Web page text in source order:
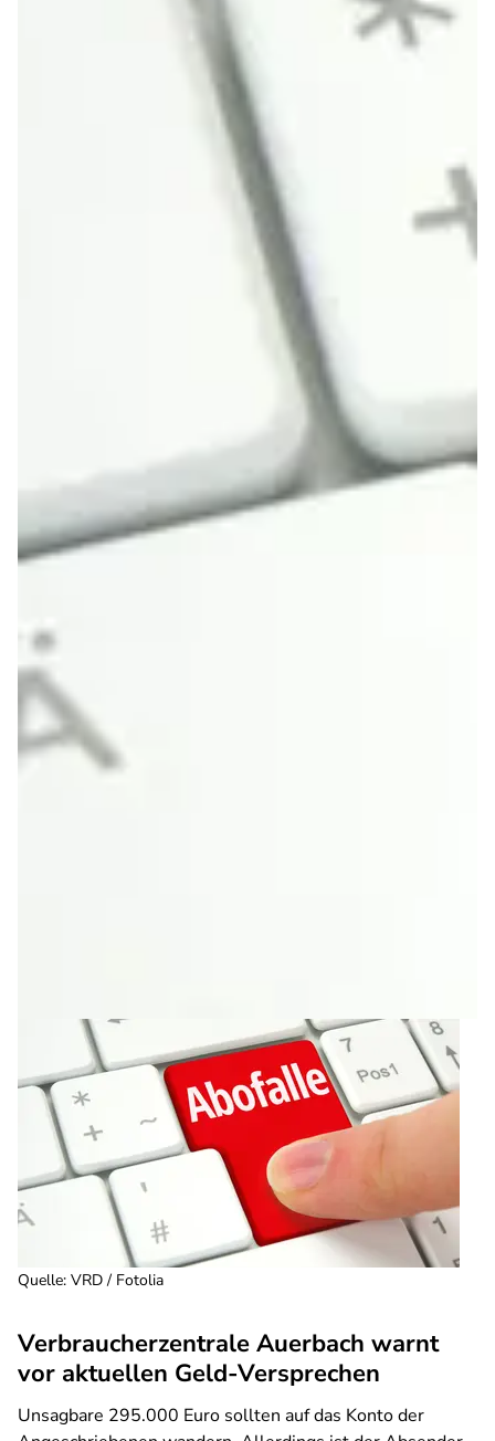
Quelle: VRD / Fotolia
Verbraucherzentrale Auerbach warnt
vor aktuellen Geld-Versprechen
Unsagbare 295.000 Euro sollten auf das Konto der